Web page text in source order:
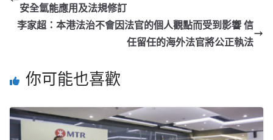
安全氫能應用及法規修訂
李家超：本港法治不會因法官的個人觀點而受到影響 信
任留任的海外法官將公正執法
你可能也喜歡